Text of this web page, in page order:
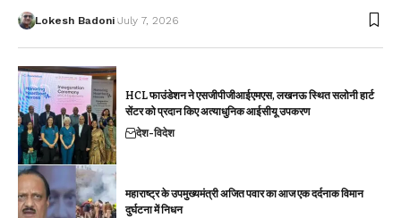
Lokesh Badoni July 7, 2026
HCL फाउंडेशन ने एसजीपीजीआईएमएस, लखनऊ स्थित सलोनी हार्ट
सेंटर को प्रदान किए अत्याधुनिक आईसीयू उपकरण
देश-विदेश
महाराष्ट्र के उपमुख्यमंत्री अजित पवार का आज एक दर्दनाक विमान
दुर्घटना में निधन